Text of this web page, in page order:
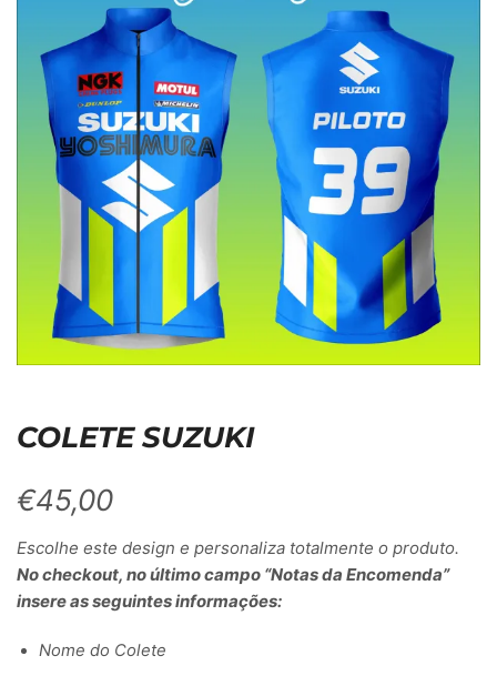
COLETE SUZUKI
€45,00
Escolhe este design e personaliza totalmente o produto.
No checkout, no último campo “Notas da Encomenda”
insere as seguintes informações:
Nome do Colete